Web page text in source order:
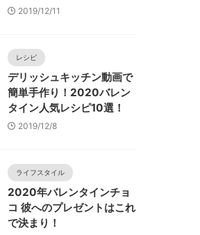
2019/12/11
レシピ
デリッシュキッチン動画で
簡単手作り！2020バレン
タイン人気レシピ10選！
2019/12/8
ライフスタイル
2020年バレンタインチョ
コ 彼へのプレゼントはこれ
で決まり！